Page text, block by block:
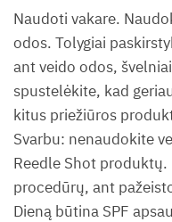
Naudoti vakare.
odos. Tolygiai
ant veido odos,
spustelėkite, kad
kitus priežiūros
Svarbu: nenaudokite
Reedle Shot
procedūrų, ant
Dieną būtina SPF